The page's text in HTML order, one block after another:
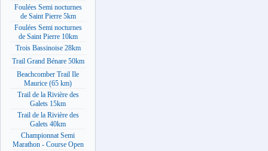
Foulées Semi nocturnes
de Saint Pierre 5km
Foulées Semi nocturnes
de Saint Pierre 10km
Trois Bassinoise 28km
Trail Grand Bénare 50km
Beachcomber Trail Ile
Maurice (65 km)
Trail de la Rivière des
Galets 15km
Trail de la Rivière des
Galets 40km
Championnat Semi
Marathon - Course Open